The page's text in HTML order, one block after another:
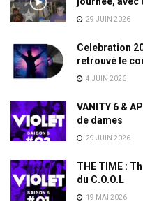
29 JUIN 2026
Celebration
retrouvé le
4 JUIN 2026
VANITY 6 &
de dames
29 JUIN 2026
THE TIME :
du C.O.O.L
19 MAI 2026